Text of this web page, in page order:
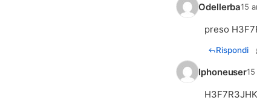
Odellerba15
preso
Rispondi
Iphoneuser